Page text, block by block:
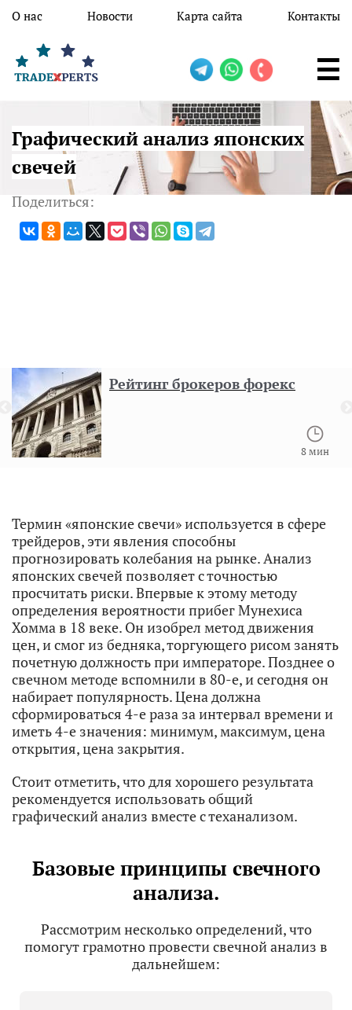
Перейти к основному содержанию
О нас Новости Карта сайта Контакты
Графический анализ японских
свечей
Поделиться:
Рейтинг брокеров форекс
8 мин
Термин «японские свечи» используется в сфере
трейдеров, эти явления способны
прогнозировать колебания на рынке. Анализ
японских свечей позволяет с точностью
просчитать риски. Впервые к этому методу
определения вероятности прибег Мунехиса
Хомма в 18 веке. Он изобрел метод движения
цен, и смог из бедняка, торгующего рисом занять
почетную должность при императоре. Позднее о
свечном методе вспомнили в 80-е, и сегодня он
набирает популярность. Цена должна
сформироваться 4-е раза за интервал времени и
иметь 4-е значения: минимум, максимум, цена
открытия, цена закрытия.
Стоит отметить, что для хорошего результата
рекомендуется использовать общий
графический анализ вместе с теханализом.
Базовые принципы свечного
анализа.
Рассмотрим несколько определений, что
помогут грамотно провести свечной анализ в
дальнейшем: